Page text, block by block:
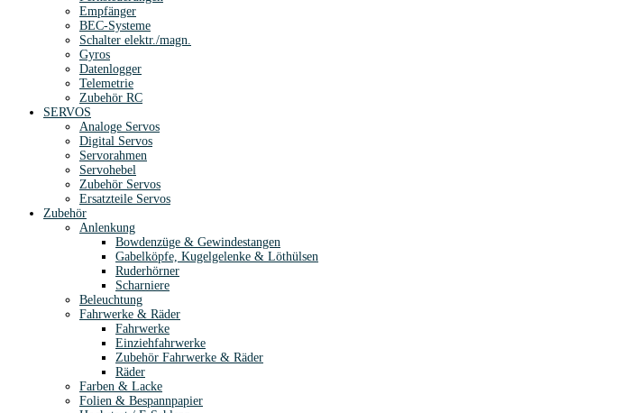
Empfänger
BEC-Systeme
Schalter elektr./magn.
Gyros
Datenlogger
Telemetrie
Zubehör RC
SERVOS
Analoge Servos
Digital Servos
Servorahmen
Servohebel
Zubehör Servos
Ersatzteile Servos
Zubehör
Anlenkung
Bowdenzüge & Gewindestangen
Gabelköpfe, Kugelgelenke & Löthülsen
Ruderhörner
Scharniere
Beleuchtung
Fahrwerke & Räder
Fahrwerke
Einziehfahrwerke
Zubehör Fahrwerke & Räder
Räder
Farben & Lacke
Folien & Bespannpapier